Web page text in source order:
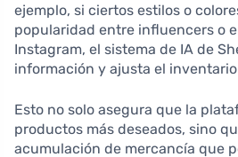
ejemplo, si ciertos estilos o
popularidad entre influencers o
Instagram, el sistema de IA de
información y ajusta el
Esto no solo asegura que la
productos más deseados, sino
acumulación de mercancía que